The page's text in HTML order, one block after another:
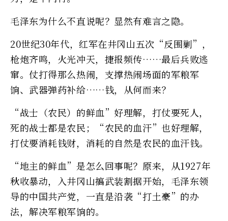
毛泽东为什么不直说呢？显然有难言之隐。
20世纪30年代，红军在井冈山五次“反围剿”，
枪炮齐鸣，火光冲天，捷报频传……最后兵败逃
窜。仗打得那么热闹，支撑热闹场面的军粮军
饷、武器弹药补给……钱，从何而来？
“战士（农民）的鲜血”好理解，打仗要死人，
死的战士都是农民；“农民的血汗”也好理解，
打仗要消耗钱财，消耗的自然是农民的血汗钱。
“地主的鲜血”是怎么回事呢？原来，从1927年
秋收暴动，入井冈山搞武装割据开始，毛泽东领
导的中国共产党，一直是沿袭“打土豪”的办
法，解决军粮军饷的。